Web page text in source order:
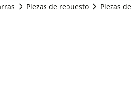
Piezas de repuesto Piezas